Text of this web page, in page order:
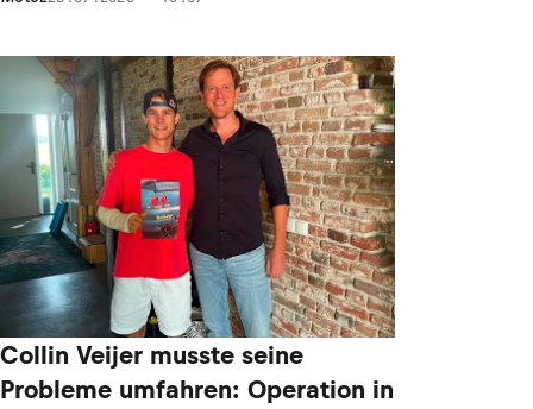
Collin Veijer musste seine
Probleme umfahren: Operation in